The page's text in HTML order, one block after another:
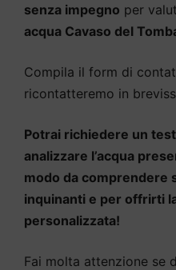
senza impegno per
acqua Cavaso del
Compila il form di
ricontatteremo in
Potrai richiedere un
analizzare l’acqua
modo da comprendere
inquinanti e per offrirti
personalizzata!
Fai molta attenzione se